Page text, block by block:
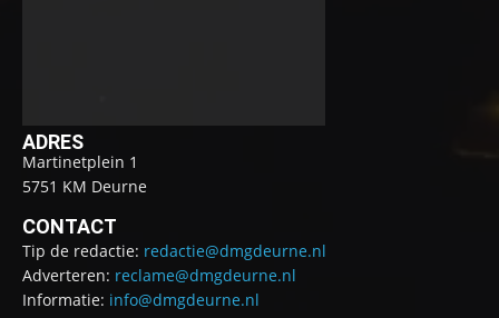
ADRES
Martinetplein 1
5751 KM Deurne
CONTACT
Tip de redactie: redactie@dmgdeurne.nl
Adverteren: reclame@dmgdeurne.nl
Informatie: info@dmgdeurne.nl